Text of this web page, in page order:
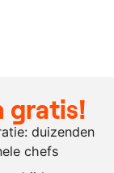
gratis!
duizenden
chefs